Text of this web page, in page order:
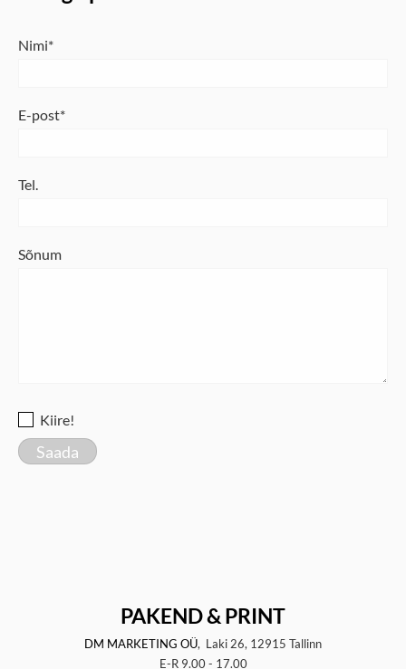
Nimi
E-post
Tel.
Sõnum
Kiire!
PAKEND & PRINT
DM MARKETING OÜ, Laki 26, 12915 Tallinn
E-R 9.00 - 17.00